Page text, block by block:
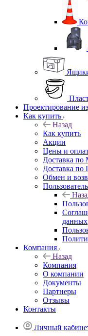
Проектирование
Как купить
Назад
Как купить
Акции
Цены и
Доставка по
Доставка по
Обмен и
данных
Компания
Назад
Компания
О компании
Документы
Партнеры
Отзывы
Контакты
Личный